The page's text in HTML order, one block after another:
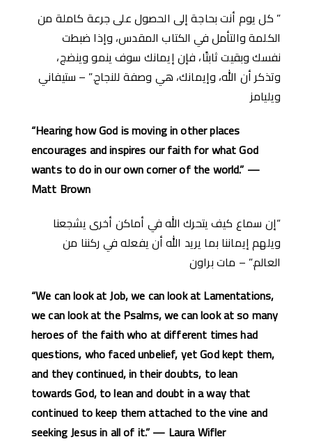
” كل يوم أنت بحاجة إلى الحصول على جرعة كاملة من
الكلمة والتأمل في الكتاب المقدس، وإذا ضبطت
نفسك وبقيت ثابتًا، فإن إيمانك سوف ينمو وينضج،
وتذكر أن الله، وإيمانك، هي وصفة للنجاح.” – ستيفاني
ويليامز
“Hearing how God is moving in other places
encourages and inspires our faith for what God
wants to do in our own corner of the world.” —
Matt Brown
“إن سماع كيف يتحرك الله في أماكن أخرى يشجعنا
ويلهم إيماننا بما يريد الله أن يفعله في ركننا من
العالم.” – مات براون
“We can look at Job, we can look at Lamentations,
we can look at the Psalms, we can look at so many
heroes of the faith who at different times had
questions, who faced unbelief, yet God kept them,
and they continued, in their doubts, to lean
towards God, to lean and doubt in a way that
continued to keep them attached to the vine and
seeking Jesus in all of it.” — Laura Wifler